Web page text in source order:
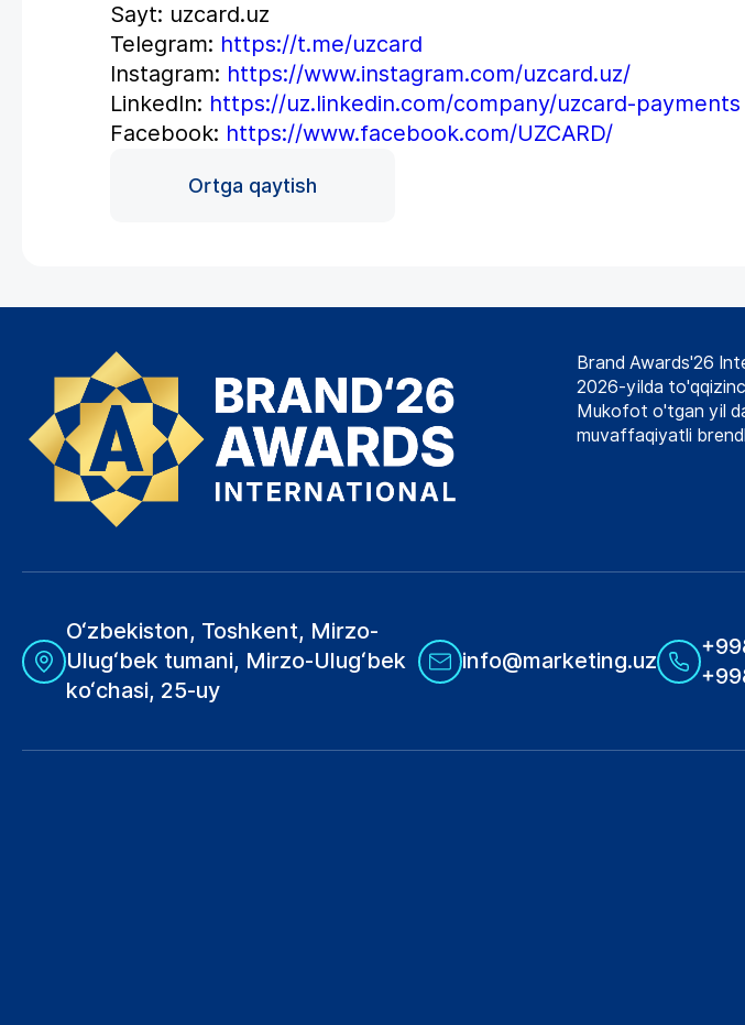
Sayt: uzcard.uz
Telegram: https://t.me/uzcard
Instagram: https://www.instagram.com/uzcard.uz/
LinkedIn: https://uz.linkedin.com/company/uzcard-payments
Facebook: https://www.facebook.com/UZCARD/
Ortga qaytish
Brand Awards'26
2026-yilda
Mukofot o'tgan yil
muvaffaqiyatli
O‘zbekiston, Toshkent, Mirzo-
Ulug‘bek tumani, Mirzo-Ulug‘bek
ko‘chasi, 25-uy
info@marketing.uz